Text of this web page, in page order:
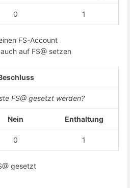
0 1
FS-Account
auf FS@ setzen
FS@ gesetzt werden?
Nein Enthaltung
0 1
gesetzt